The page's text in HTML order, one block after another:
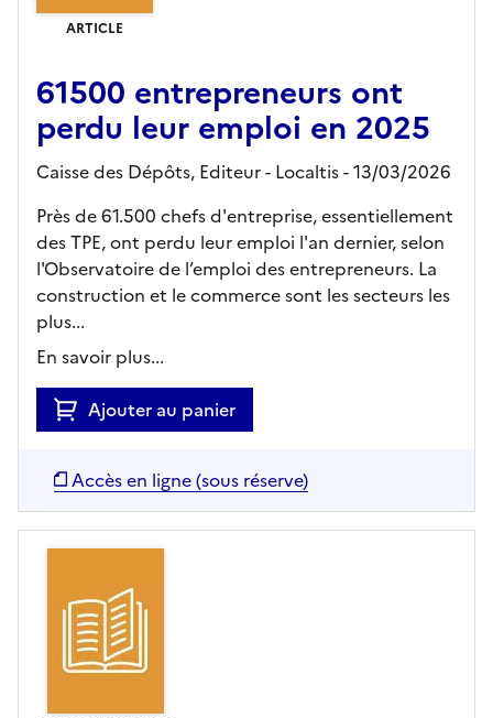
ARTICLE
61500 entrepreneurs ont
perdu leur emploi en 2025
Caisse des Dépôts, Editeur- Localtis- 13/03/2026
Près de 61.500 chefs d'entreprise, essentiellement
des TPE, ont perdu leur emploi l'an dernier, selon
l'Observatoire de l’emploi des entrepreneurs. La
construction et le commerce sont les secteurs les
plus...
En savoir plus...
Ajouter au panier
Accès en ligne (sous réserve)